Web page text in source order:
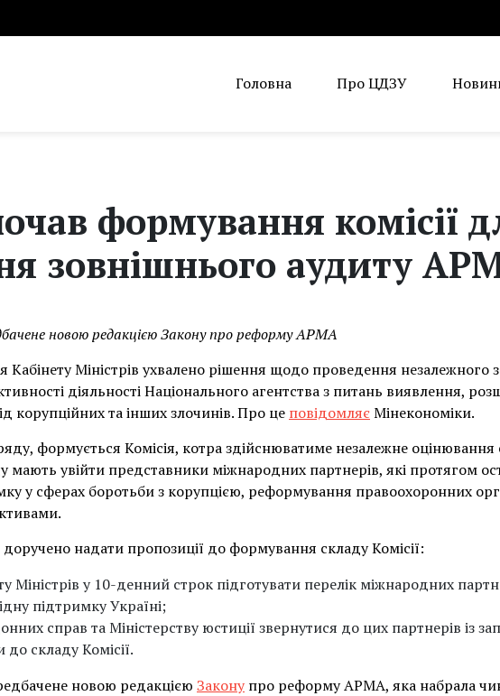
Головна Про ЦДЗУ
формування комісії
зовнішнього аудиту
новою редакцією Закону про реформу АРМА
Кабінету Міністрів ухвалено рішення щодо проведення незалежного
діяльності Національного агентства з питань виявлення,
корупційних та інших злочинів. Про це повідомляєМінекономіки.
формується Комісія, котра здійснюватиме незалежне оцінювання
мають увійти представники міжнародних партнерів, які протягом
у сферах боротьби з корупцією, реформування правоохоронних
надати пропозиції до формування складу Комісії:
Міністрів у 10-денний строк підготувати перелік міжнародних
підтримку Україні;
справ та Міністерству юстиції звернутися до цих партнерів із
складу Комісії.
новою редакцією Закону про реформу АРМА, яка набрала